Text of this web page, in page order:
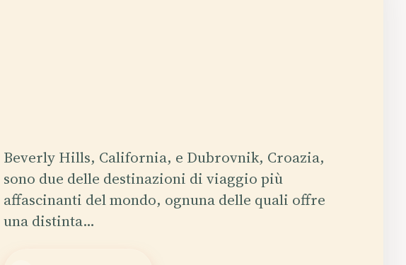
Beverly Hills, California, e Dubrovnik, Croazia,
sono due delle destinazioni di viaggio più
affascinanti del mondo, ognuna delle quali offre
una distinta…